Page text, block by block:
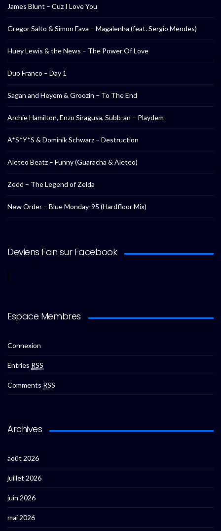
James Blunt – Cuz I Love You
Gregor Salto & Simon Fava – Magalenha (feat. Sergio Mendes)
Huey Lewis & the News – The Power Of Love
Duo Franco – Day 1
Sagan and Heyem & Groozin – To The End
Archie Hamilton, Enzo Siragusa, Subb-an – Playdem
A*S*Y*S & Dominik Schwarz – Destruction
Aleteo Beatz – Funny (Guaracha & Aleteo)
Zedd – The Legend of Zelda
New Order – Blue Monday-95 (Hardfloor Mix)
Deviens Fan sur Facebook
Espace Membres
Connexion
Entries RSS
Comments RSS
Archives
août 2026
juillet 2026
juin 2026
mai 2026